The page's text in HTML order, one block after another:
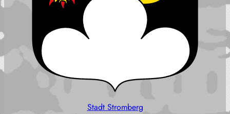
Stadt Stromberg